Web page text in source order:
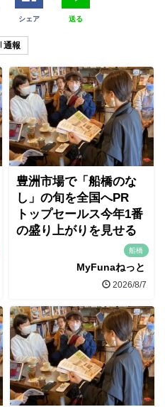
シェア 送る
通報
豊洲市場で「船橋のな
し」の旬を全国へPR
トップセールス今年1番
の盛り上がりを見せる
船橋
MyFunaねっと
2026/8/7